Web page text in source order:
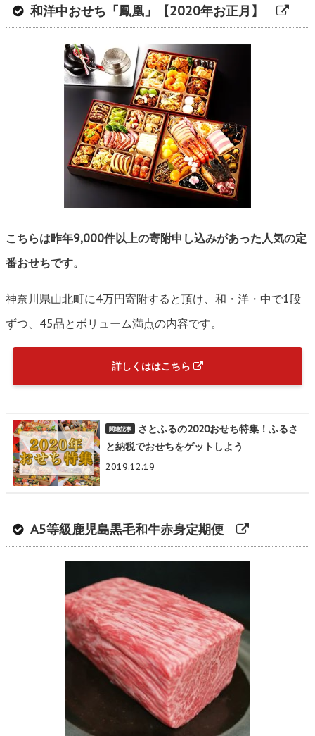
和洋中おせち「鳳凰」【2020年お正月】
こちらは昨年9,000件以上の寄附申し込みがあった人気の定
番おせちです。
神奈川県山北町に4万円寄附すると頂け、和・洋・中で1段
ずつ、45品とボリューム満点の内容です。
詳しくははこちら
さとふるの2020おせち特集！ふるさ
と納税でおせちをゲットしよう
2019.12.19
A5等級鹿児島黒毛和牛赤身定期便